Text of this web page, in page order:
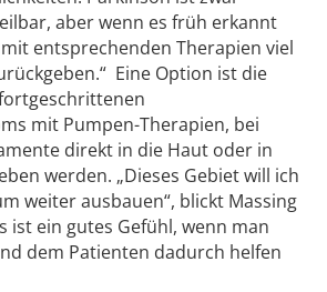
aber wenn es früh erkannt
entsprechenden Therapien viel
Eine Option ist die
mit Pumpen-Therapien, bei
direkt in die Haut oder in
werden. „Dieses Gebiet will ich
weiter ausbauen“, blickt Massing
ist ein gutes Gefühl, wenn man
dem Patienten dadurch helfen